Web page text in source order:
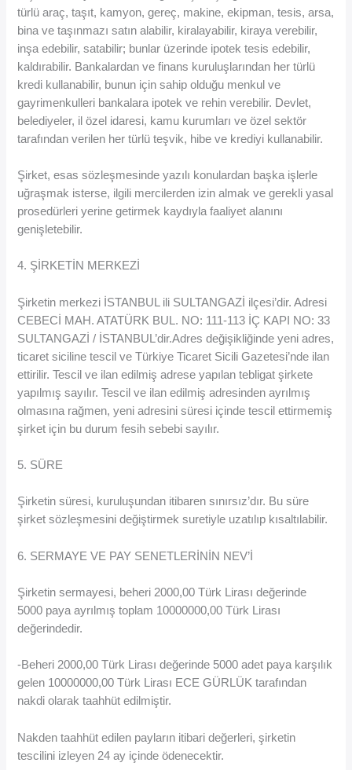
türlü araç, taşıt, kamyon, gereç, makine, ekipman, tesis, arsa,
bina ve taşınmazı satın alabilir, kiralayabilir, kiraya verebilir,
inşa edebilir, satabilir; bunlar üzerinde ipotek tesis edebilir,
kaldırabilir. Bankalardan ve finans kuruluşlarından her türlü
kredi kullanabilir, bunun için sahip olduğu menkul ve
gayrimenkulleri bankalara ipotek ve rehin verebilir. Devlet,
belediyeler, il özel idaresi, kamu kurumları ve özel sektör
tarafından verilen her türlü teşvik, hibe ve krediyi kullanabilir.
Şirket, esas sözleşmesinde yazılı konulardan başka işlerle
uğraşmak isterse, ilgili mercilerden izin almak ve gerekli yasal
prosedürleri yerine getirmek kaydıyla faaliyet alanını
genişletebilir.
4. ŞİRKETİN MERKEZİ
Şirketin merkezi İSTANBUL ili SULTANGAZİ ilçesi’dir. Adresi
CEBECİ MAH. ATATÜRK BUL. NO: 111-113 İÇ KAPI NO: 33
SULTANGAZİ / İSTANBUL’dir.Adres değişikliğinde yeni adres,
ticaret siciline tescil ve Türkiye Ticaret Sicili Gazetesi’nde ilan
ettirilir. Tescil ve ilan edilmiş adrese yapılan tebligat şirkete
yapılmış sayılır. Tescil ve ilan edilmiş adresinden ayrılmış
olmasına rağmen, yeni adresini süresi içinde tescil ettirmemiş
şirket için bu durum fesih sebebi sayılır.
5. SÜRE
Şirketin süresi, kuruluşundan itibaren sınırsız’dır. Bu süre
şirket sözleşmesini değiştirmek suretiyle uzatılıp kısaltılabilir.
6. SERMAYE VE PAY SENETLERİNİN NEV’İ
Şirketin sermayesi, beheri 2000,00 Türk Lirası değerinde
5000 paya ayrılmış toplam 10000000,00 Türk Lirası
değerindedir.
-Beheri 2000,00 Türk Lirası değerinde 5000 adet paya karşılık
gelen 10000000,00 Türk Lirası ECE GÜRLÜK tarafından
nakdi olarak taahhüt edilmiştir.
Nakden taahhüt edilen payların itibari değerleri, şirketin
tescilini izleyen 24 ay içinde ödenecektir.